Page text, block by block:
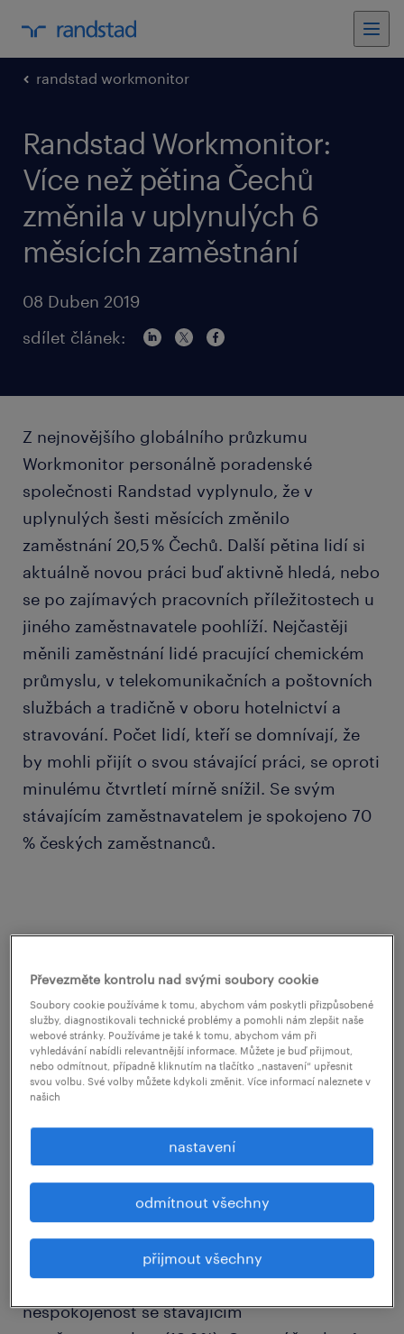
randstad workmonitor
Randstad Workmonitor:
Více než pětina Čechů
změnila v uplynulých 6
měsících zaměstnání
08 Duben 2019
sdílet článek:
Z nejnovějšího globálního průzkumu
Workmonitor personálně poradenské
společnosti Randstad vyplynulo, že v
uplynulých šesti měsících změnilo
zaměstnání 20,5 % Čechů. Další pětina lidí si
aktuálně novou práci buď aktivně hledá, nebo
se po zajímavých pracovních příležitostech u
jiného zaměstnavatele poohlíží. Nejčastěji
měnili zaměstnání lidé pracující chemickém
průmyslu, v telekomunikačních a poštovních
službách a tradičně v oboru hotelnictví a
stravování. Počet lidí, kteří se domnívají, že
by mohli přijít o svou stávající práci, se oproti
minulému čtvrtletí mírně snížil. Se svým
stávajícím zaměstnavatelem je spokojeno 70
% českých zaměstnanců.
Během posledního půl roku vyměnilo
zaměstnání 20,5 % lidí, což je vůbec nejvíce v
celé historii realizace průzkumu Workmonitor
v ČR od roku 2010. Míra fluktuace byla u
mužů i žen stejná. Nejvyšší podíl těch, kteří
kategorii 25 – 34 let a tradičně také na
až 24 let (26,7 %). Jako nejčastější důvod pro
průzkumu získání lepších podmínek (35,6 %),
osobní touhu po změně (24,7 %) a
nespokojenost se stávajícím
Převezměte kontrolu nad svými soubory cookie
Soubory cookie používáme k tomu, abychom vám poskytli přizpůsobené
služby, diagnostikovali technické problémy a pomohli nám zlepšit naše
webové stránky. Používáme je také k tomu, abychom vám při
vyhledávání nabídli relevantnější informace. Můžete je buď přijmout,
nebo odmítnout, případně kliknutím na tlačítko „nastavení“ upřesnit
svou volbu. Své volby můžete kdykoli změnit. Více informací naleznete v
našich
nastavení
odmítnout všechny
přijmout všechny